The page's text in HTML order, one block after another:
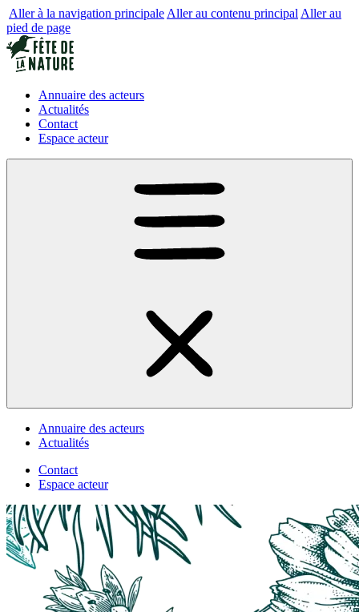
Aller à la navigation principale Aller au contenu principal Aller au
pied de page
Annuaire des acteurs
Actualités
Contact
Espace acteur
Annuaire des acteurs
Actualités
Contact
Espace acteur